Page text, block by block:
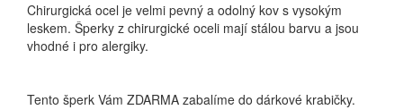
Chirurgická ocel je velmi pevný a odolný kov s vysokým
leskem. Šperky z chirurgické oceli mají stálou barvu a jsou
vhodné i pro alergiky.
Tento šperk Vám ZDARMA zabalíme do dárkové krabičky.